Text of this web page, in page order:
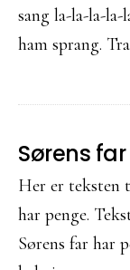
sang la-la-la-
ham sprang.
Sørens
Her er teksten
har penge.
Sørens far har